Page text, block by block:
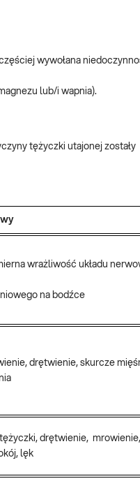
wywołana
lub/i wapnia).
tężyczki utajonej zostały
wrażliwość układu
na bodźce
drętwienie, skurcze
drętwienie,
lęk